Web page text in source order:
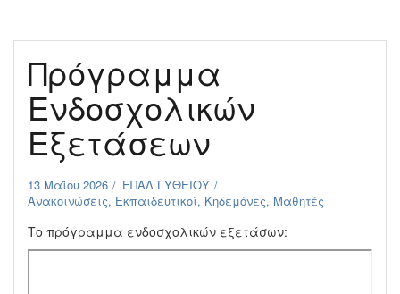
Πρόγραμμα
Ενδοσχολικών
Εξετάσεων
13 Μαΐου 2026
ΕΠΑΛ ΓΥΘΕΙΟΥ
Ανακοινώσεις, Εκπαιδευτικοί, Κηδεμόνες, Μαθητές
Το πρόγραμμα ενδοσχολικών εξετάσων: